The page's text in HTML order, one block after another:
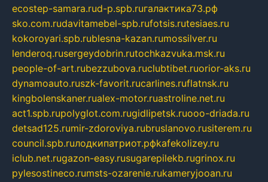
ecostep-samara.rud-p.spb.ruгалактика73.рф
sko.com.rudavitamebel-spb.rufotsis.rutesiaes.ru
kokoroyari.spb.rublesna-kazan.rumossilver.ru
lenderoq.rusergeydobrin.rutochkazvuka.msk.ru
people-of-art.rubezzubova.ruclubtibet.ruorior-aks.ru
dynamoauto.ruszk-favorit.rucarlines.ruflatnsk.ru
kingbolenskaner.rualex-motor.ruastroline.net.ru
act1.spb.rupolyglot.com.rugidlipetsk.ruooo-driada.ru
detsad125.rumir-zdoroviya.rubruslanovo.rusiterem.ru
council.spb.ruлодкипатриот.рфkafekolizey.ru
iclub.net.rugazon-easy.rusugarepilekb.rugrinox.ru
pylesostineco.rumsts-ozarenie.rukameryjooan.ru